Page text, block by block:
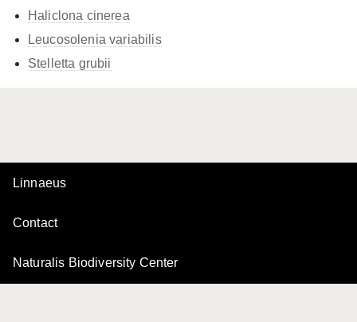
Haliclona cinerea
Leucosolenia variabilis
Stelletta grubii
Linnaeus
Contact
Naturalis Biodiversity Center